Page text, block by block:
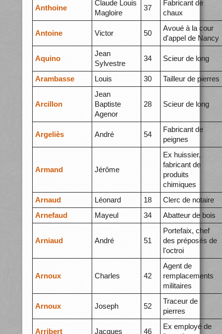
Anthoine
Claude Louis
Magloire
37
Fabricant de
chaux
Antoine Victor 50
Avoué à la cour
d'appel de Nancy
Aquino
Jean
Sylvestre
34 Scieur de long
Arambasse Louis 30 Tailleur de pierres
Arcillon
Jean
Baptiste
Agenor
28 Scieur de long
Argeliès André 54
Fabricant de
peignes
Armand Jérôme
Ex huissier,
fabricant de
produits
chimiques
Arnaud
Léonard 18
Clerc de notaire
Arnefaud
Mayeul 34 Abatteur de bois
Arniaud André 51
Portefaix, chef
des préposés de
l'octroi
Arnoux Charles 42
Agent de
remplacements
militaires
Arnoux Joseph 52
Traceur de
pierres
Arribert Jacques 46
Ex employé de